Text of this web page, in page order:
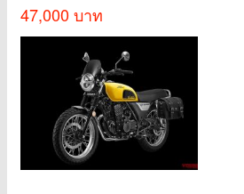
47,000 บาท